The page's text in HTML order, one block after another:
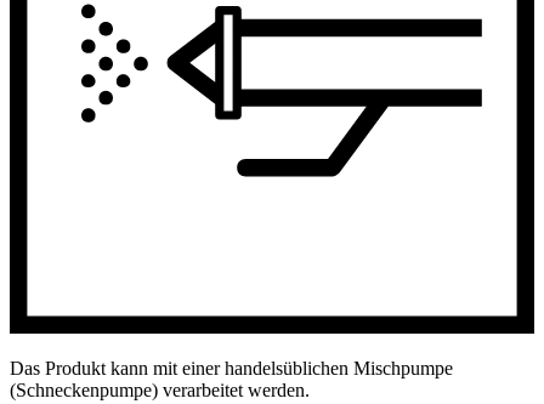
Das Produkt kann mit einer handelsüblichen Mischpumpe
(Schneckenpumpe) verarbeitet werden.